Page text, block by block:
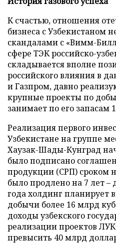
К счастью, отношения
бизнеса с Узбекистаном
скандалами с «Вимм-
сфере ТЭК российско-
складывается вполне
российского влияния в
и Газпром, давно
крупные проекты по
занимает по его запасам
Реализация первого
Узбекистане на группе
Хаузак-Шады-Кунград
было подписано
продукции (СРП) сроком
было продлено на 7 лет –
года холдинг планирует
добычи более 16 млрд
доходы узбекского
реализации проектов
превысить 40 млрд